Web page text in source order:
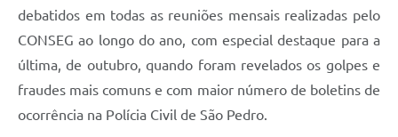
debatidos em todas as reuniões mensais realizadas pelo
CONSEG ao longo do ano, com especial destaque para a
última, de outubro, quando foram revelados os golpes e
fraudes mais comuns e com maior número de boletins de
ocorrência na Polícia Civil de São Pedro.